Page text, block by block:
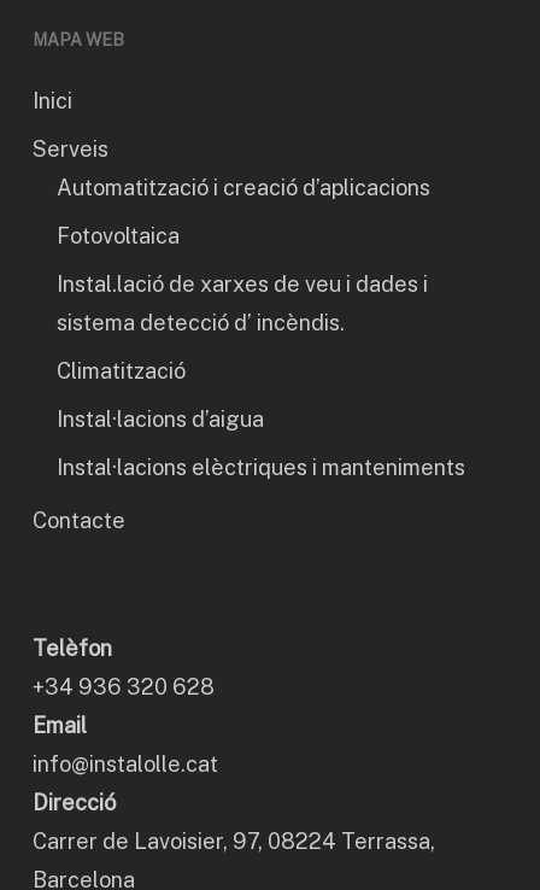
MAPA WEB
Inici
Serveis
Automatització i creació d’aplicacions
Fotovoltaica
Instal.lació de xarxes de veu i dades i
sistema detecció d’ incèndis.
Climatització
Instal·lacions d’aigua
Instal·lacions elèctriques i manteniments
Contacte
Telèfon
+34 936 320 628
Email
info@instalolle.cat
Direcció
Carrer de Lavoisier, 97, 08224 Terrassa,
Barcelona